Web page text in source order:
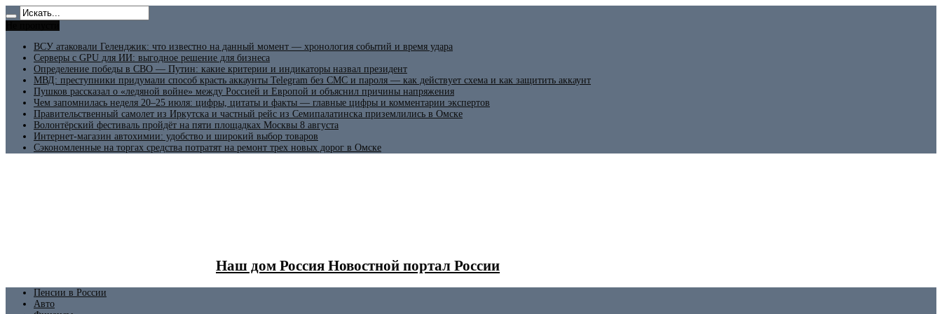
ВСУ атаковали Геленджик: что известно на данный момент — хронология событий и время удара
Серверы с GPU для ИИ: выгодное решение для бизнеса
Определение победы в СВО — Путин: какие критерии и индикаторы назвал президент
МВД: преступники придумали способ красть аккаунты Telegram без СМС и пароля — как действует схема и как защитить аккаунт
Пушков рассказал о «ледяной войне» между Россией и Европой и объяснил причины напряжения
Чем запомнилась неделя 20–25 июля: цифры, цитаты и факты — главные цифры и комментарии экспертов
Правительственный самолет из Иркутска и частный рейс из Семипалатинска приземлились в Омске
Волонтёрский фестиваль пройдёт на пяти площадках Москвы 8 августа
Интернет-магазин автохимии: удобство и широкий выбор товаров
Сэкономленные на торгах средства потратят на ремонт трех новых дорог в Омске
Наш дом Россия Новостной портал России
Пенсии в России
Авто